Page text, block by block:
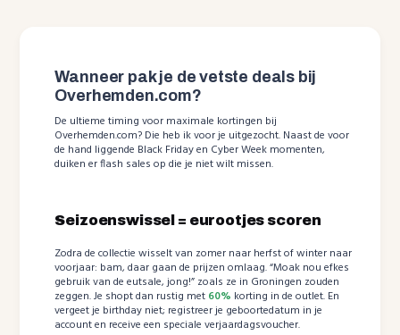
Wanneer pak je de vetste deals bij
Overhemden.com?
De ultieme timing voor maximale kortingen bij
Overhemden.com? Die heb ik voor je uitgezocht. Naast de voor
de hand liggende Black Friday en Cyber Week momenten,
duiken er flash sales op die je niet wilt missen.
Seizoenswissel = eurootjes scoren
Zodra de collectie wisselt van zomer naar herfst of winter naar
voorjaar: bam, daar gaan de prijzen omlaag. “Moak nou efkes
gebruik van de eutsale, jong!” zoals ze in Groningen zouden
zeggen. Je shopt dan rustig met 60% korting in de outlet. En
vergeet je birthday niet; registreer je geboortedatum in je
account en receive een speciale verjaardagsvoucher.